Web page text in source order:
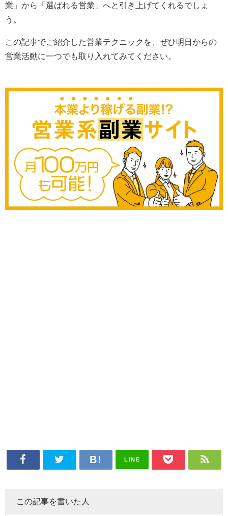
業」から「選ばれる営業」へと引き上げてくれるでしょ
う。
この記事でご紹介した営業テクニックを、ぜひ明日からの
営業活動に一つでも取り入れてみてください。
LINE
この記事を書いた人